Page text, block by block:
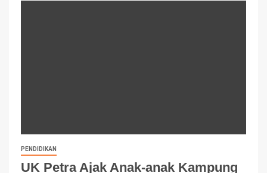
PENDIDIKAN
UK Petra Ajak Anak-anak Kampung